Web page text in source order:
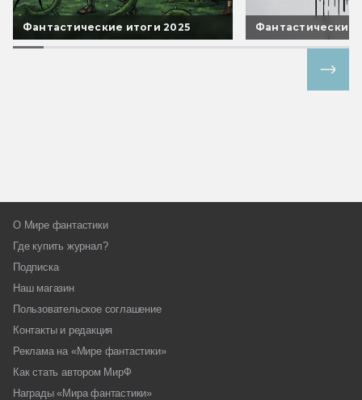
Фантастические итоги 2025 Фантастические
О Мире фантастики
Где купить журнал?
Подписка
Наш магазин
Пользовательское соглашение
Контакты и редакция
Реклама на «Мире фантастики»
Как стать автором МирФ
Награды «Мира фантастики»